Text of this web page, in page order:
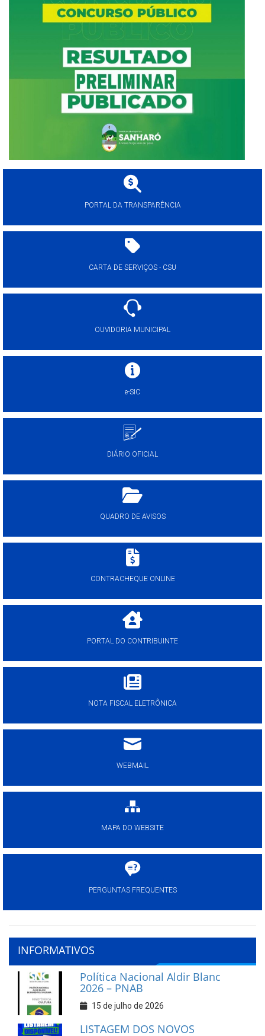
PORTAL DA TRANSPARÊNCIA
CARTA DE SERVIÇOS - CSU
OUVIDORIA MUNICIPAL
e-SIC
DIÁRIO OFICIAL
QUADRO DE AVISOS
CONTRACHEQUE ONLINE
PORTAL DO CONTRIBUINTE
NOTA FISCAL ELETRÔNICA
WEBMAIL
MAPA DO WEBSITE
PERGUNTAS FREQUENTES
INFORMATIVOS
Política Nacional Aldir Blanc
2026 – PNAB
15 de julho de 2026
LISTAGEM DOS NOVOS